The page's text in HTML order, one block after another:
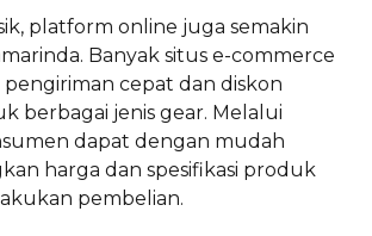
platform online juga semakin
Banyak situs e-commerce
cepat dan diskon
berbagai jenis gear. Melalui
dapat dengan mudah
harga dan spesifikasi produk
pembelian.